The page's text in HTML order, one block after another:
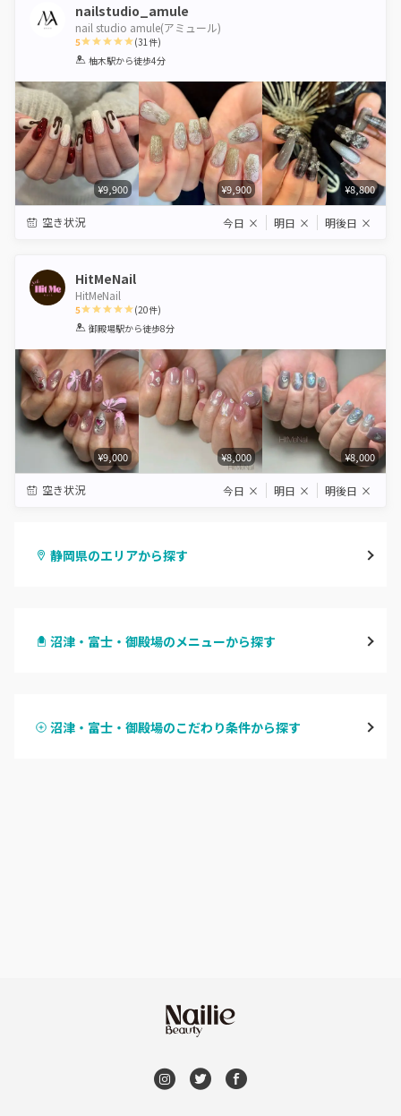
nailstudio_amule
nail studio amule(アミュール)
5
1 2 3 4 5
(31件)
柚木駅から徒歩4分
¥9,900 ¥9,900 ¥8,800
空き状況 今日 × 明日 × 明後日 ×
HitMeNail
HitMeNail
5
1 2 3 4 5
(20件)
御殿場駅から徒歩8分
¥9,000 ¥8,000 ¥8,000
空き状況 今日 × 明日 × 明後日 ×
静岡県のエリアから探す
浜松
沼津・富士・御殿場のメニューから探す
ハンドスカルプ
沼津・富士・御殿場のこだわり条件から探す